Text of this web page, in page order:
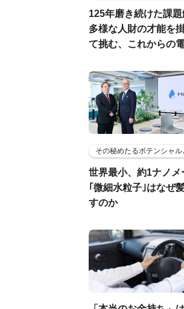
125年磨き続けた課題
多様な人財の才能を
て挑む、これからの
その秘めたるポテンシャル
世界最小、約1ナノメ
｢微細水粒子｣はなぜ
すのか